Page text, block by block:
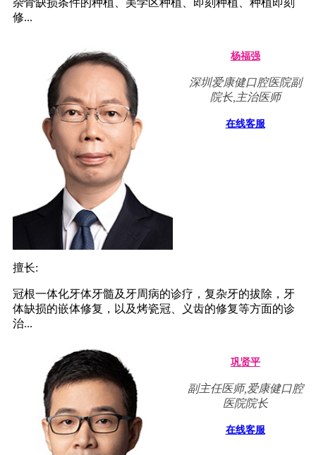
杂骨缺损条件的种植、美学区种植、即刻种植、种植即刻
修...
杨福强
深圳爱康健口腔医院副
院长,主治医师
在线客服
擅长:
冠根一体化牙体牙髓及牙周病的诊疗，复杂牙的拔除，牙
体缺损的嵌体修复，以及烤瓷冠、义齿的修复等方面的诊
治...
巩贤平
副主任医师,爱康健口腔
医院院长
在线客服